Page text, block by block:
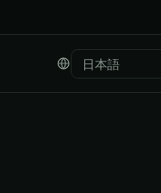
Select language